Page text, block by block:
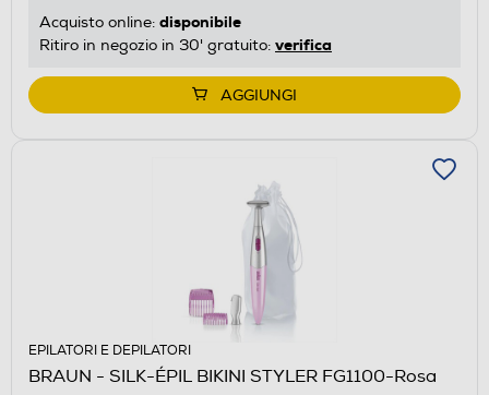
Acquisto online: disponibile
Ritiro in negozio in 30' gratuito: verifica
AGGIUNGI
EPILATORI E DEPILATORI
BRAUN - SILK-ÉPIL BIKINI STYLER FG1100-Rosa